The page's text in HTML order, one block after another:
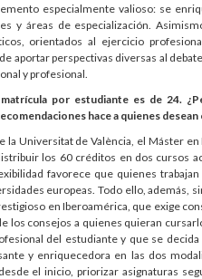
especialmente valioso: se
y áreas de especialización.
orientados al ejercicio
aportar perspectivas diversas al
y profesional.
por estudiante es de 24.
hace a quienes desean
Universitat de València, el Máster
los 60 créditos en dos cursos
favorece que quienes
europeas. Todo ello, además,
en Iberoamérica, que exige
los consejos a quienes quieran
del estudiante y que se
y enriquecedora en las dos
el inicio, priorizar asignaturas